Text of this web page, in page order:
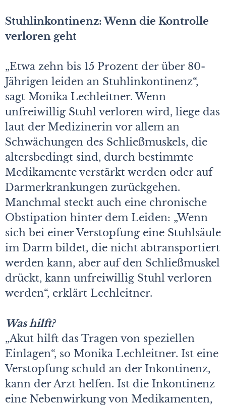
Stuhlinkontinenz: Wenn die Kontrolle
verloren geht
„Etwa zehn bis 15 Prozent der über 80-
Jährigen leiden an Stuhlinkontinenz“,
sagt Monika Lechleitner. Wenn
unfreiwillig Stuhl verloren wird, liege das
laut der Medizinerin vor allem an
Schwächungen des Schließmuskels, die
altersbedingt sind, durch bestimmte
Medikamente verstärkt werden oder auf
Darmerkrankungen zurückgehen.
Manchmal steckt auch eine chronische
Obstipation hinter dem Leiden: „Wenn
sich bei einer Verstopfung eine Stuhlsäule
im Darm bildet, die nicht abtransportiert
werden kann, aber auf den Schließmuskel
drückt, kann unfreiwillig Stuhl verloren
werden“, erklärt Lechleitner.
Was hilft?
„Akut hilft das Tragen von speziellen
Einlagen“, so Monika Lechleitner. Ist eine
Verstopfung schuld an der Inkontinenz,
kann der Arzt helfen. Ist die Inkontinenz
eine Nebenwirkung von Medikamenten,